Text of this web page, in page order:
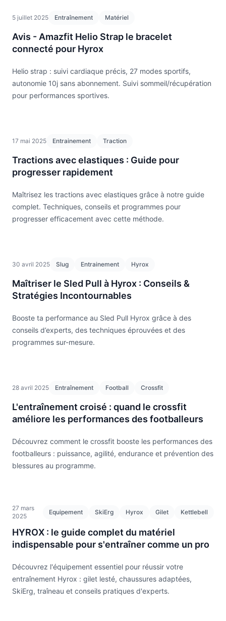
5 juillet 2025 Entraînement Matériel
Avis - Amazfit Helio Strap le bracelet
connecté pour Hyrox
Helio strap : suivi cardiaque précis, 27 modes sportifs,
autonomie 10j sans abonnement. Suivi sommeil/récupération
pour performances sportives.
17 mai 2025 Entrainement Traction
Tractions avec elastiques : Guide pour
progresser rapidement
Maîtrisez les tractions avec elastiques grâce à notre guide
complet. Techniques, conseils et programmes pour
progresser efficacement avec cette méthode.
30 avril 2025 Slug Entrainement Hyrox
Maîtriser le Sled Pull à Hyrox : Conseils &
Stratégies Incontournables
Booste ta performance au Sled Pull Hyrox grâce à des
conseils d’experts, des techniques éprouvées et des
programmes sur-mesure.
28 avril 2025 Entraînement Football Crossfit
L'entraînement croisé : quand le crossfit
améliore les performances des footballeurs
Découvrez comment le crossfit booste les performances des
footballeurs : puissance, agilité, endurance et prévention des
blessures au programme.
27 mars
2025
Equipement SkiErg Hyrox Gilet Kettlebell
HYROX : le guide complet du matériel
indispensable pour s'entraîner comme un pro
Découvrez l'équipement essentiel pour réussir votre
entraînement Hyrox : gilet lesté, chaussures adaptées,
SkiErg, traîneau et conseils pratiques d'experts.